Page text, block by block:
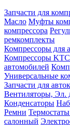
Запчасти для
Масло Муфты
компрессора
ремкомплекты
Компрессоры для
Компрессоры KTC
автомобилей
Универсальные
Запчасти для
Вентиляторы, Эл.
Конденсаторы
Ремни
салонный